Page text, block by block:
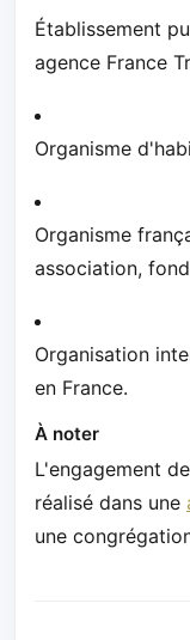
Établissement
agence France
Organisme
Organisme
association,
Organisation
en France.
À noter
L'engagement
réalisé dans une
une